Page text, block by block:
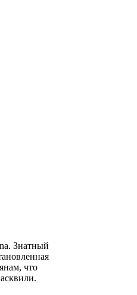
Знатный
что